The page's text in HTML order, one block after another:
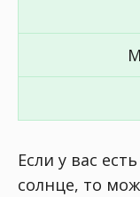
Если у вас
солнце, то